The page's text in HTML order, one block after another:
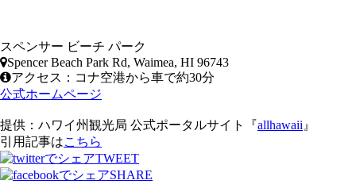
スペンサー ビーチ パーク
Spencer Beach Park Rd, Waimea, HI 96743
アクセス：コナ空港から車で約30分
公式ホームページ
提供：ハワイ州観光局 公式ポータルサイト『allhawaii 』
引用記事はこちら
TWEET
SHARE